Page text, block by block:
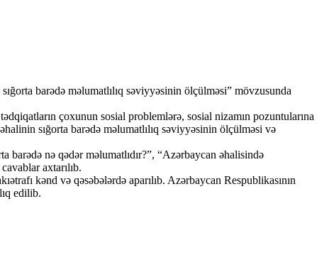
barədə məlumatlılıq səviyyəsinin ölçülməsi” mövzusunda
çoxunun sosial problemlərə, sosial nizamın pozuntularına
sığorta barədə məlumatlılıq səviyyəsinin ölçülməsi və
nə qədər məlumatlıdır?”, “Azərbaycan əhalisində
axtarılıb.
kənd və qəsəbələrdə aparılıb. Azərbaycan Respublikasının
edilib.